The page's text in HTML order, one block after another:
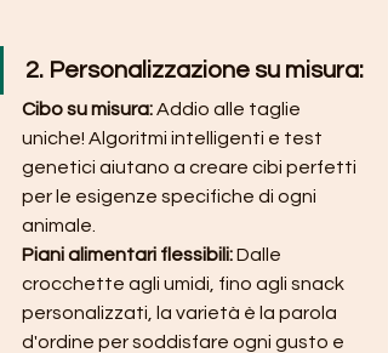
2. Personalizzazione su misura:
Cibo su misura: Addio alle taglie
uniche! Algoritmi intelligenti e test
genetici aiutano a creare cibi perfetti
per le esigenze specifiche di ogni
animale.
Piani alimentari flessibili: Dalle
crocchette agli umidi, fino agli snack
personalizzati, la varietà è la parola
d'ordine per soddisfare ogni gusto e